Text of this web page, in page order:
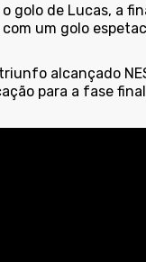
o golo de Lucas, a
um golo
alcançado
para a fase